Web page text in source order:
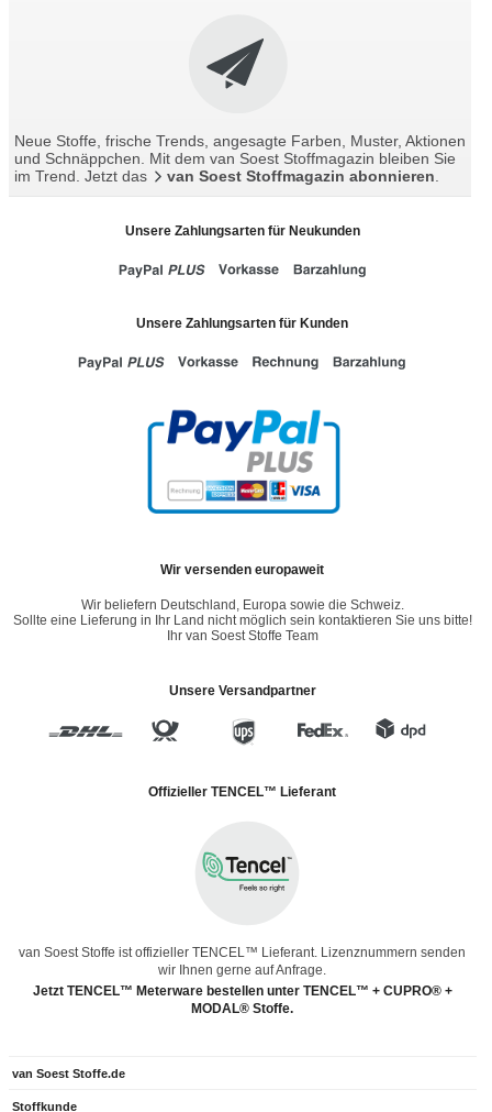
Neue Stoffe, frische Trends, angesagte Farben, Muster, Aktionen
und Schnäppchen. Mit dem van Soest Stoffmagazin bleiben Sie
im Trend. Jetzt das
van Soest Stoffmagazin abonnieren.
Unsere Zahlungsarten für Neukunden
Unsere Zahlungsarten für Kunden
Wir versenden europaweit
Wir beliefern Deutschland, Europa sowie die Schweiz.
Sollte eine Lieferung in Ihr Land nicht möglich sein kontaktieren Sie uns bitte!
Ihr van Soest Stoffe Team
Unsere Versandpartner
Offizieller TENCEL™ Lieferant
van Soest Stoffe ist offizieller TENCEL™ Lieferant. Lizenznummern senden
wir Ihnen gerne auf Anfrage.
Jetzt TENCEL™ Meterware bestellen unter TENCEL™ + CUPRO® +
MODAL® Stoffe.
van Soest Stoffe.de
Stoffkunde